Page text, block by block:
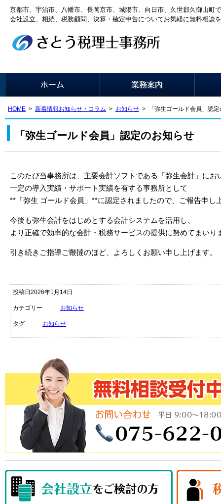
京都市、宇治市、八幡市、長岡京市、城陽市、向日市、久世郡久御山町
会社設立、相続、税務顧問、決算・確定申告についてお気軽に無料相談
HOME 新着情報お知らせ・コラム お知らせ 「弥生ゴールド会員」認
「弥生ゴールド会員」認定のお知らせ
このたび当事務所は、主要会計ソフトである「弥生会計」にお
一定の導入実績・サポート実績を有する事務所として
**「弥生 ゴールド会員」**に認定されましたので、ご報告申し
今後も弥生会計をはじめとする会計システムを活用し、
より正確で効率的な会計・税務サービスの提供に努めてまいり
引き続きご指導ご鞭撻のほど、よろしくお願い申し上げます。
投稿日2026年1月14日
カテゴリー お知らせ
タグ お知らせ